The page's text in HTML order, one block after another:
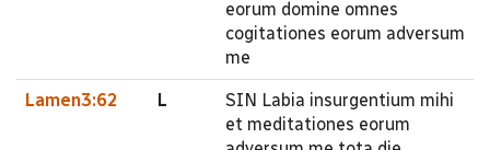
eorum domine omnes
cogitationes eorum adversum
me
Lamen3:62 L
SIN Labia insurgentium mihi
et meditationes eorum